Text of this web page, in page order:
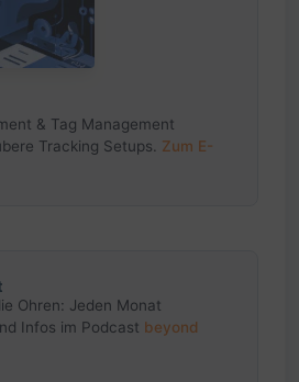
& Tag Management
Tracking Setups. Zum E-
Ohren: Jeden Monat
Infos im Podcast beyond